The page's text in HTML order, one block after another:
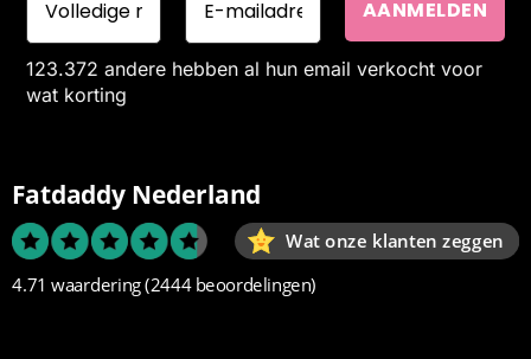
123.372 andere hebben al hun email verkocht voor
wat korting
Fatdaddy Nederland
Wat onze klanten zeggen
4.71 waardering(2444 beoordelingen)